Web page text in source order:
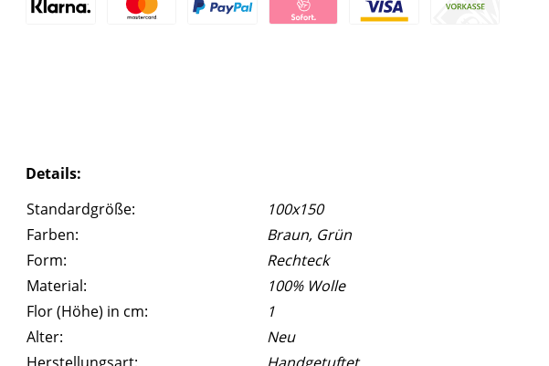
Details:
Standardgröße:
100x150
Farben:
Braun, Grün
Form:
Rechteck
Material:
100% Wolle
Flor (Höhe) in cm:
1
Alter:
Neu